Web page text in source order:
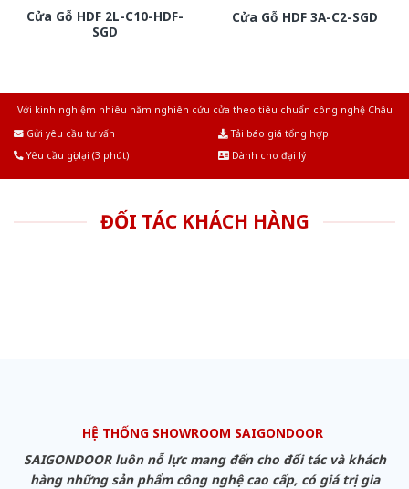
Cửa Gỗ HDF 2L-C10-HDF-
SGD
Cửa Gỗ HDF 3A-C2-SGD
Với kinh nghiệm nhiêu năm nghiên cứu cửa theo tiêu chuẩn công nghệ Châu
Gửi yêu cầu tư vấn
Tải báo giá tổng hợp
Yêu cầu gọi lại (3 phút)
Dành cho đại lý
ĐỐI TÁC KHÁCH HÀNG
HỆ THỐNG SHOWROOM SAIGONDOOR
SAIGONDOOR luôn nỗ lực mang đến cho đối tác và khách
hàng những sản phẩm công nghệ cao cấp, có giá trị gia